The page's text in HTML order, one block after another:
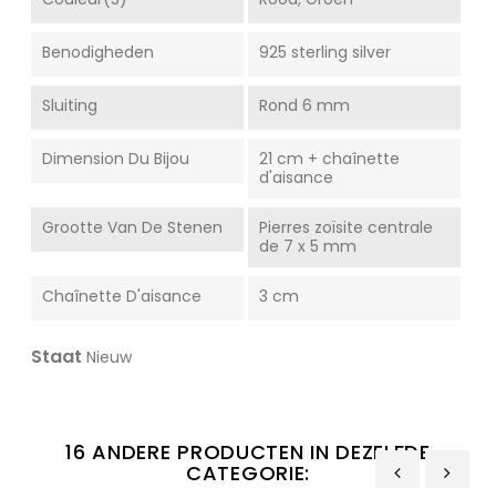
Benodigheden 925 sterling silver
Sluiting Rond 6 mm
Dimension Du Bijou
21 cm + chaînette
d'aisance
Grootte Van De Stenen
Pierres zoïsite centrale
de 7 x 5 mm
Chaînette D'aisance 3 cm
Staat Nieuw
16 ANDERE PRODUCTEN IN DEZELFDE
CATEGORIE: